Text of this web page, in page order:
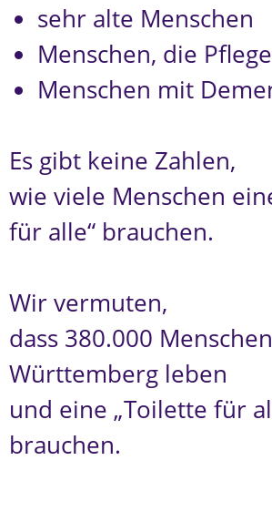
sehr alte Menschen
Menschen, die
Menschen mit
Es gibt keine Zahlen,
wie viele Menschen
für alle“ brauchen.
Wir vermuten,
dass 380.000
Württemberg leben
und eine „Toilette für
brauchen.